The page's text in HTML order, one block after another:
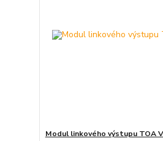
Modul linkového výstupu TOA